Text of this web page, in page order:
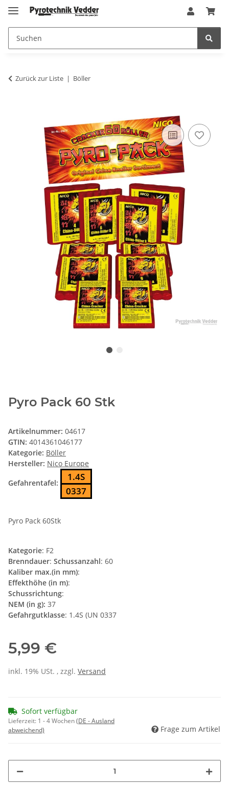
Zurück zur Liste Böller
Pyro Pack 60 Stk
Artikelnummer: 04617
GTIN: 4014361046177
Kategorie: Böller
Hersteller: Nico Europe
Gefahrentafel:
1.4S
0337
Pyro Pack 60Stk
Kategorie: F2
Brenndauer: Schussanzahl: 60
Kaliber max.(in mm):
Effekthöhe (in m):
Schussrichtung:
NEM (in g): 37
Gefahrgutklasse: 1.4S (UN 0337
5,99 €
inkl. 19% USt. , zzgl. Versand
Sofort verfügbar
Lieferzeit: 1 - 4 Wochen(DE - Ausland
abweichend)
Frage zum Artikel